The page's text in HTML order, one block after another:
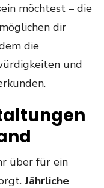
möchtest – die
dir
die
und
über für ein
Jährliche